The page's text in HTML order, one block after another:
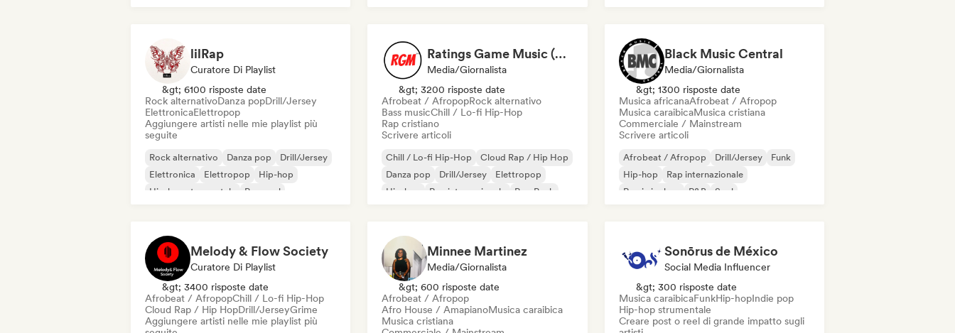
lilRap
Curatore Di Playlist
&gt; 6100 risposte date
Rock alternativoDanza popDrill/Jersey
ElettronicaElettropop
Aggiungere artisti nelle mie playlist più
seguite
Rock alternativo Danza pop
Drill/Jersey
Elettronica
Elettropop
Hip-hop
Hip-hop strumentale
Pop soul
Ratings Game Music (RGM)
Media/Giornalista
&gt; 3200 risposte date
Afrobeat / AfropopRock alternativo
Bass musicChill / Lo-fi Hip-Hop
Rap cristiano
Scrivere articoli
Chill / Lo-fi Hip-Hop
Cloud Rap / Hip Hop
Danza pop
Drill/Jersey
Elettropop
Hip-hop
Rap internazionale Pop Punk
Black Music Central
Media/Giornalista
&gt; 1300 risposte date
Musica africanaAfrobeat / Afropop
Musica caraibicaMusica cristiana
Commerciale / Mainstream
Scrivere articoli
Afrobeat / Afropop Drill/Jersey
Funk
Hip-hop
Rap internazionale
Rap in inglese
R&B Soul
Melody & Flow Society
Curatore Di Playlist
&gt; 3400 risposte date
Afrobeat / AfropopChill / Lo-fi Hip-Hop
Cloud Rap / Hip HopDrill/JerseyGrime
Aggiungere artisti nelle mie playlist più
Minnee Martinez
Media/Giornalista
&gt; 600 risposte date
Afrobeat / Afropop
Afro House / AmapianoMusica caraibica
Musica cristiana
Sonōrus de México
Social Media Influencer
&gt; 300 risposte date
Musica caraibicaFunkHip-hopIndie pop
Hip-hop strumentale
Creare post o reel di grande impatto sugli